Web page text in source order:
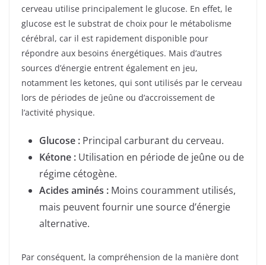
cerveau utilise principalement le glucose. En effet, le
glucose est le substrat de choix pour le métabolisme
cérébral, car il est rapidement disponible pour
répondre aux besoins énergétiques. Mais d’autres
sources d’énergie entrent également en jeu,
notamment les ketones, qui sont utilisés par le cerveau
lors de périodes de jeûne ou d’accroissement de
l’activité physique.
Glucose : Principal carburant du cerveau.
Kétone : Utilisation en période de jeûne ou de
régime cétogène.
Acides aminés : Moins couramment utilisés,
mais peuvent fournir une source d’énergie
alternative.
Par conséquent, la compréhension de la manière dont